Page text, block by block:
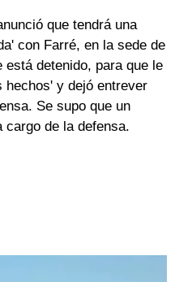
que tendrá una
con Farré, en la sede de
está detenido, para que le
hechos' y dejó entrever
Se supo que un
cargo de la defensa.